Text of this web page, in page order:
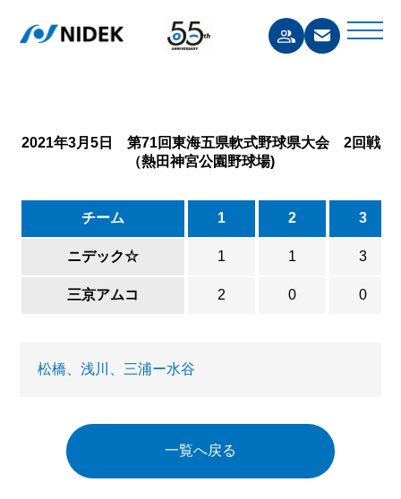
2021年3月5日 第71回東海五県軟式野球県大会 2回戦
（熱田神宮公園野球場)
チーム 1 2 3
ニデック☆ 1 1 3
三京アムコ 2 0 0
松橋、浅川、三浦ー水谷
一覧へ戻る